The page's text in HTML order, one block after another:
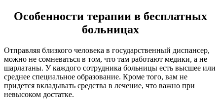
Особенности терапии в бесплатных
больницах
Отправляя близкого человека в государственный диспансер,
можно не сомневаться в том, что там работают медики, а не
шарлатаны. У каждого сотрудника больницы есть высшее или
среднее специальное образование. Кроме того, вам не
придется вкладывать средства в лечение, что важно при
невысоком достатке.